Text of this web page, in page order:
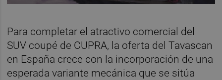
Para completar el atractivo comercial del
SUV coupé de CUPRA, la oferta del Tavascan
en España crece con la incorporación de una
esperada variante mecánica que se sitúa